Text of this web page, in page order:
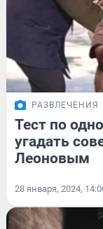
РАЗВЛЕЧЕНИЯ
Тест по
угадать
Леоновым
28 января, 2024,